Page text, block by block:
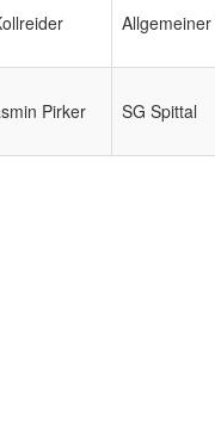
Pirker SG Spittal